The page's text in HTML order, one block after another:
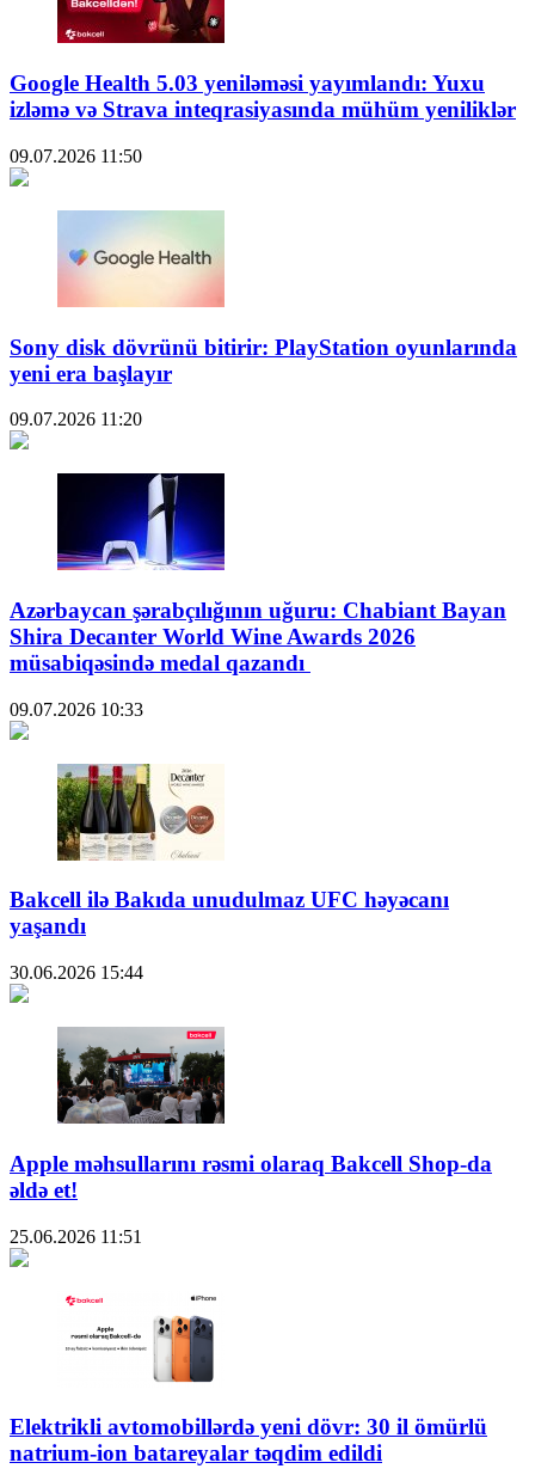
Google Health 5.03 yeniləməsi yayımlandı: Yuxu
izləmə və Strava inteqrasiyasında mühüm yeniliklər
09.07.2026 11:50
Sony disk dövrünü bitirir: PlayStation oyunlarında
yeni era başlayır
09.07.2026 11:20
Azərbaycan şərabçılığının uğuru: Chabiant Bayan
Shira Decanter World Wine Awards 2026
müsabiqəsində medal qazandı
09.07.2026 10:33
Bakcell ilə Bakıda unudulmaz UFC həyəcanı
yaşandı
30.06.2026 15:44
Apple məhsullarını rəsmi olaraq Bakcell Shop-da
əldə et!
25.06.2026 11:51
Elektrikli avtomobillərdə yeni dövr: 30 il ömürlü
natrium-ion batareyalar təqdim edildi